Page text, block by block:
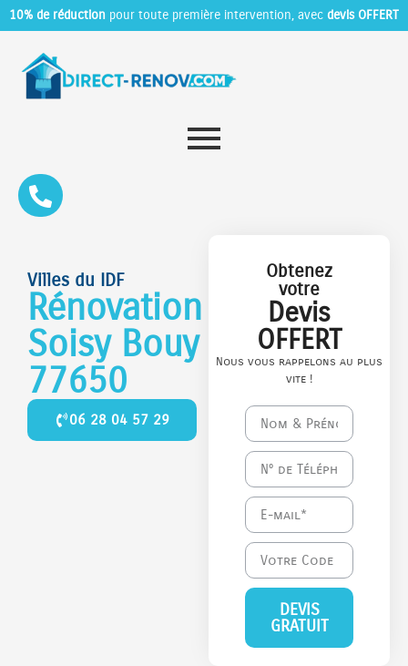
10% de réduction pour toute première intervention, avec devis OFFERT
Villes du IDF
Rénovation
Soisy Bouy
77650
06 28 04 57 29
Obtenez
votre
Devis
OFFERT
Nous vous rappelons au plus
vite !
DEVIS
GRATUIT